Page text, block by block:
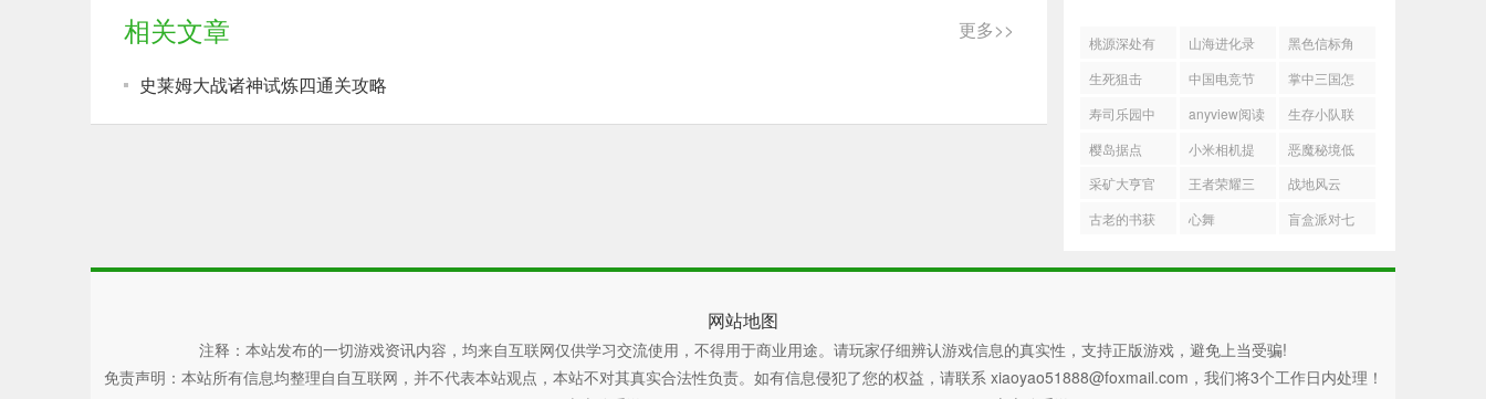
相关文章 更多>>
史莱姆大战诸神试炼四通关攻略
桃源深处有
人家牵牛花
怎么培育
山海进化录
耳鼠首发队
怎么玩
黑色信标角
色配队
生死狙击
中国电竞节
超级冠军杯
掌中三国怎
么计算攻击
距离
寿司乐园中
文版
anyview阅读
器
生存小队联
机版
樱岛据点
小米相机提
取版
恶魔秘境低
级地狱冒险
雪人王子打
采矿大亨官
方版下载
王者荣耀三
丽鸥家族祈
战地风云
古老的书获
心舞
盲盒派对七
网站地图
注释：本站发布的一切游戏资讯内容，均来自互联网仅供学习交流使用，不得用于商业用途。请玩家仔细辨认游戏信息的真实性，支持正版游戏，避免上当受骗!
免责声明：本站所有信息均整理自自互联网，并不代表本站观点，本站不对其真实合法性负责。如有信息侵犯了您的权益，请联系 xiaoyao51888@foxmail.com，我们将3个工作日内处理！